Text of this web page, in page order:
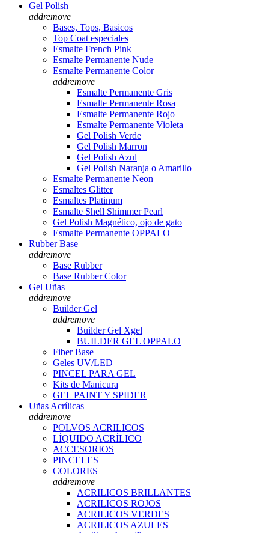
Gel Polish
addremove
Bases, Tops, Basicos
Top Coat especiales
Esmalte French Pink
Esmalte Permanente Nude
Esmalte Permanente Color
addremove
Esmalte Permanente Gris
Esmalte Permanente Rosa
Esmalte Permanente Rojo
Esmalte Permanente Violeta
Gel Polish Verde
Gel Polish Marron
Gel Polish Azul
Gel Polish Naranja o Amarillo
Esmalte Permanente Neon
Esmaltes Glitter
Esmaltes Platinum
Esmalte Shell Shimmer Pearl
Gel Polish Magnético, ojo de gato
Esmalte Permanente OPPALO
Rubber Base
addremove
Base Rubber
Base Rubber Color
Gel Uñas
addremove
Builder Gel
addremove
Builder Gel Xgel
BUILDER GEL OPPALO
Fiber Base
Geles UV/LED
PINCEL PARA GEL
Kits de Manicura
GEL PAINT Y SPIDER
Uñas Acrílicas
addremove
POLVOS ACRILICOS
LÍQUIDO ACRÍLICO
ACCESORIOS
PINCELES
COLORES
addremove
ACRILICOS BRILLANTES
ACRILICOS ROJOS
ACRILICOS VERDES
ACRILICOS AZULES